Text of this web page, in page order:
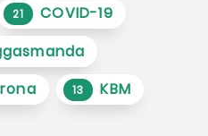
21 COVID-19
13 KBM